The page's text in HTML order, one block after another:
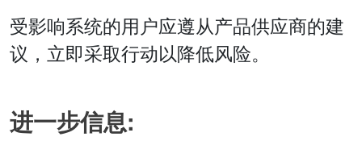
受影响系统的用户应遵从产品供应商的建
议，立即采取行动以降低风险。
进一步信息: